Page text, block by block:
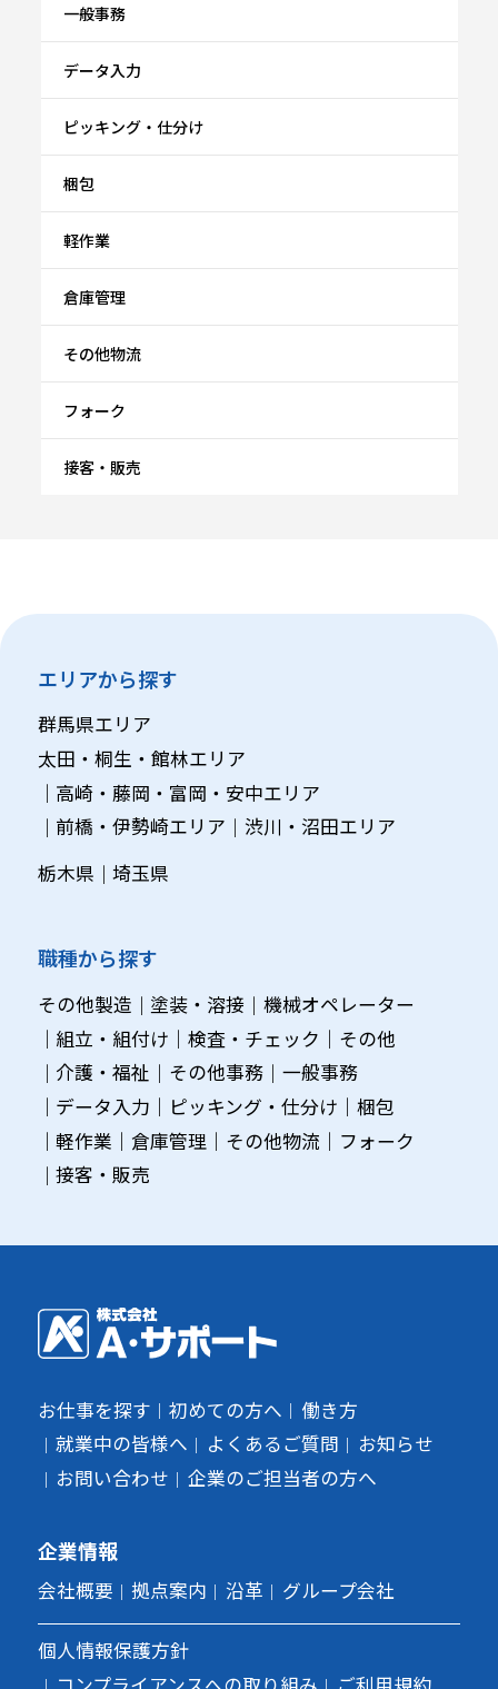
一般事務
データ入力
ピッキング・仕分け
梱包
軽作業
倉庫管理
その他物流
フォーク
接客・販売
エリアから探す
群馬県エリア
太田・桐生・館林エリア
高崎・藤岡・富岡・安中エリア
前橋・伊勢崎エリア
渋川・沼田エリア
栃木県
埼玉県
職種から探す
その他製造 塗装・溶接
機械オペレーター
組立・組付け
検査・チェック
その他
介護・福祉
その他事務
一般事務
データ入力
ピッキング・仕分け
梱包
軽作業
倉庫管理 その他物流
フォーク
接客・販売
お仕事を探す 初めての方へ
働き方
就業中の皆様へ
よくあるご質問
お知らせ
お問い合わせ
企業のご担当者の方へ
企業情報
会社概要 拠点案内 沿革 グループ会社
個人情報保護方針